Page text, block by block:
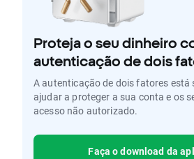
Proteja o seu dinheiro
autenticação de dois
A autenticação de dois fatores está
ajudar a proteger a sua conta e os
acesso não autorizado.
Faça o download da